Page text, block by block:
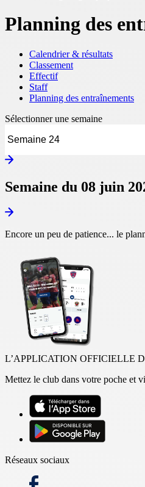
Planning des
Calendrier & résultats
Classement
Effectif
Staff
Planning des entraînements
Sélectionner une semaine
Semaine du 08 juin
Encore un peu de patience... le
L’APPLICATION OFFICIELLE
Mettez le club dans votre poche et
Réseaux sociaux